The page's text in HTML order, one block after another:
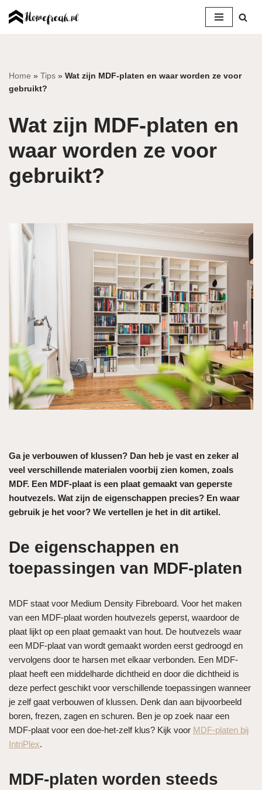
inhoud
Home » Tips » Wat zijn MDF-platen en waar worden ze voor
gebruikt?
Wat zijn MDF-platen en
waar worden ze voor
gebruikt?
Ga je verbouwen of klussen? Dan heb je vast en zeker al
veel verschillende materialen voorbij zien komen, zoals
MDF. Een MDF-plaat is een plaat gemaakt van geperste
houtvezels. Wat zijn de eigenschappen precies? En waar
gebruik je het voor? We vertellen je het in dit artikel.
De eigenschappen en
toepassingen van MDF-platen
MDF staat voor Medium Density Fibreboard. Voor het maken
van een MDF-plaat worden houtvezels geperst, waardoor de
plaat lijkt op een plaat gemaakt van hout. De houtvezels waar
een MDF-plaat van wordt gemaakt worden eerst gedroogd en
vervolgens door te harsen met elkaar verbonden. Een MDF-
plaat heeft een middelharde dichtheid en door die dichtheid is
deze perfect geschikt voor verschillende toepassingen wanneer
je zelf gaat verbouwen of klussen. Denk dan aan bijvoorbeeld
boren, frezen, zagen en schuren. Ben je op zoek naar een
MDF-plaat voor een doe-het-zelf klus? Kijk voor MDF-platen bij
IntriPlex.
MDF-platen worden steeds